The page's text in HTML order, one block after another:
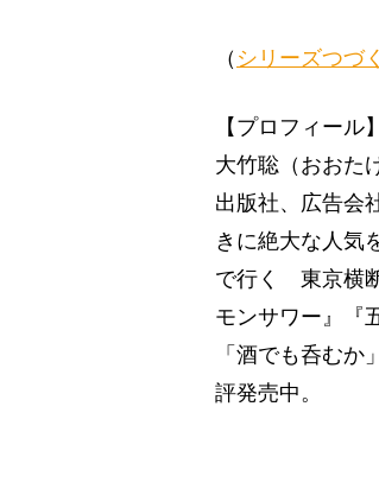
（ シリーズつづく
【プロフィール】
大竹聡（おおた
出版社、広告会
きに絶大な人気
で行く 東京横
モンサワー』『
「酒でも呑む
評発売中。